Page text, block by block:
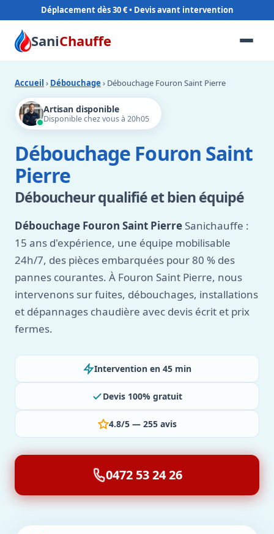
Déplacement dès 30 €
SaniChauffe
Accueil › Débouchage › Débouchage Fouron Saint Pierre
Artisan disponible
Disponible chez vous à 20h05
Débouchage Fouron Saint
Pierre
Déboucheur qualifié et bien équipé
Débouchage Fouron Saint Pierre Sanichauffe :
15 ans d'expérience, une équipe mobilisable
24h/7, des pièces embarquées pour 80 % des
pannes courantes. À Fouron Saint Pierre, nous
intervenons sur fuites, débouchages, installations
et dépannages chaudière avec devis écrit et prix
fermes.
Intervention en 45 min
Devis 100% gratuit
4.8/5 — 255 avis
0472 53 24 26